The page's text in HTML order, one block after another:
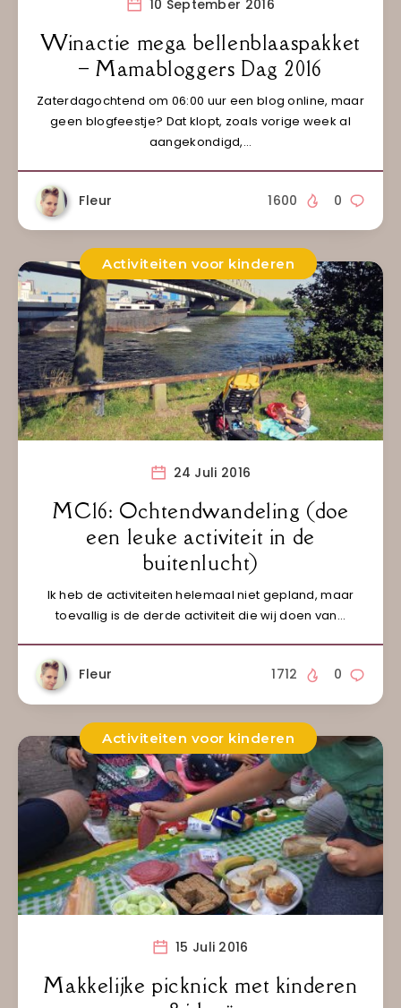
10 September 2016
Winactie mega bellenblaaspakket
– Mamabloggers Dag 2016
Zaterdagochtend om 06:00 uur een blog online, maar
geen blogfeestje? Dat klopt, zoals vorige week al
aangekondigd,…
Fleur 0
1600
Activiteiten voor kinderen
24 Juli 2016
MC16: Ochtendwandeling (doe
een leuke activiteit in de
buitenlucht)
Ik heb de activiteiten helemaal niet gepland, maar
toevallig is de derde activiteit die wij doen van…
Fleur 0
1712
Activiteiten voor kinderen
15 Juli 2016
Makkelijke picknick met kinderen